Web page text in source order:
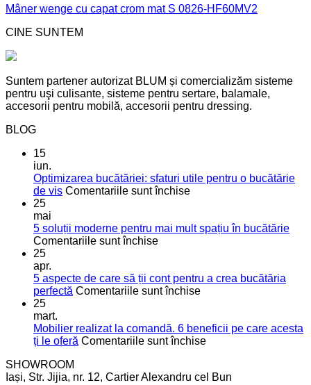
Mâner wenge cu capat crom mat S 0826-HF60MV2
CINE SUNTEM
Suntem partener autorizat BLUM și comercializăm sisteme
pentru uşi culisante, sisteme pentru sertare, balamale,
accesorii pentru mobilă, accesorii pentru dressing.
BLOG
15
iun.
Optimizarea bucătăriei: sfaturi utile pentru o bucătărie
de vis Comentariile sunt închisepentru
sfaturi
bucătărie
de
25
mai
5 soluții moderne pentru mai mult spațiu în bucătărie
Comentariile sunt închisepentru
moderne
pentru
spațiu
în
25
apr.
5 aspecte de care să ții cont pentru a crea bucătăria
perfectă Comentariile sunt închisepentru
de
care
cont
25
mart.
Mobilier realizat la comandă. 6 beneficii pe care acesta
ți le oferă Comentariile sunt închisepentru
la
SHOWROOM
Iași, Str. Jijia, nr. 12, Cartier Alexandru cel Bun